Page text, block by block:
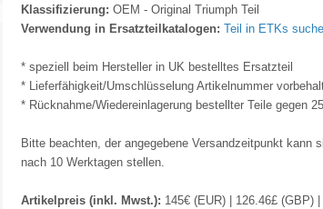
Klassifizierung: OEM - Original Triumph Teil
Verwendung in Ersatzteilkatalogen: Teil in ETKs
* speziell beim Hersteller in UK bestelltes Ersatzteil
* Lieferfähigkeit/Umschlüsselung Artikelnummer
* Rücknahme/Wiedereinlagerung bestellter Teile gegen
Bitte beachten, der angegebene Versandzeitpunkt
nach 10 Werktagen stellen.
Artikelpreis (inkl. Mwst.): 145€ (EUR) | 126.46£ (GBP)